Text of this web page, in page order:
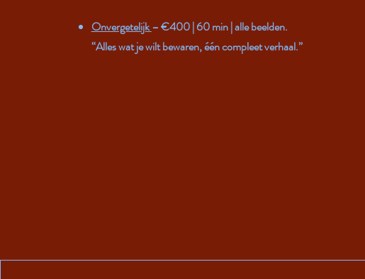
Onvergetelijk– €400 | 60 min | alle beelden.
“Alles wat je wilt bewaren, één compleet verhaal.”